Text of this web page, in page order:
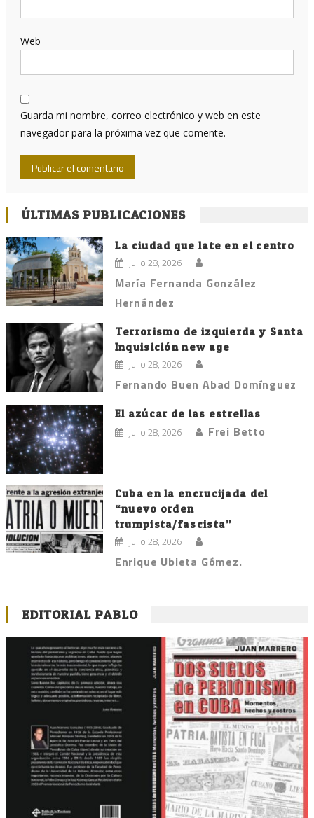
Web
Guarda mi nombre, correo electrónico y web en este
navegador para la próxima vez que comente.
ÚLTIMAS PUBLICACIONES
La ciudad que late en el centro
julio 28, 2026
María Fernanda González
Hernández
Terrorismo de izquierda y Santa
Inquisición new age
julio 28, 2026
Fernando Buen Abad Domínguez
El azúcar de las estrellas
julio 28, 2026 Frei Betto
Cuba en la encrucijada del
“nuevo orden
trumpista/fascista”
julio 28, 2026
Enrique Ubieta Gómez.
EDITORIAL PABLO